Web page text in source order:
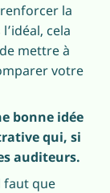
la
cela
mettre à
votre
bonne idée
qui, si
auditeurs.
faut que